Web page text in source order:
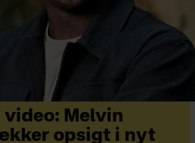
Melvin
opsigt i nyt